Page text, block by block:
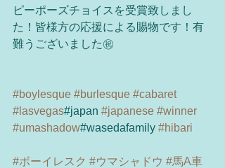
ピーポーズチョイスを受賞致しまし
た！皆様方の応援による賜物です！有
難うございました㊗️
#boylesque #burlesque #cabaret
#lasvegas#japan #japanese #winner
#umashadow#wasedafamily #hibari
#ボーイレスク #ウマシャドウ #馬A車